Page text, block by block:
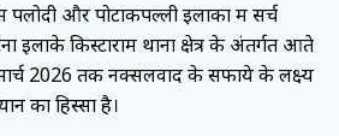
पलोदी और पोटाकपल्ली इलाकों में सर्च
इलाके किस्टाराम थाना क्षेत्र के अंतर्गत आते
2026 तक नक्सलवाद के सफाये के लक्ष्य
का हिस्सा है।